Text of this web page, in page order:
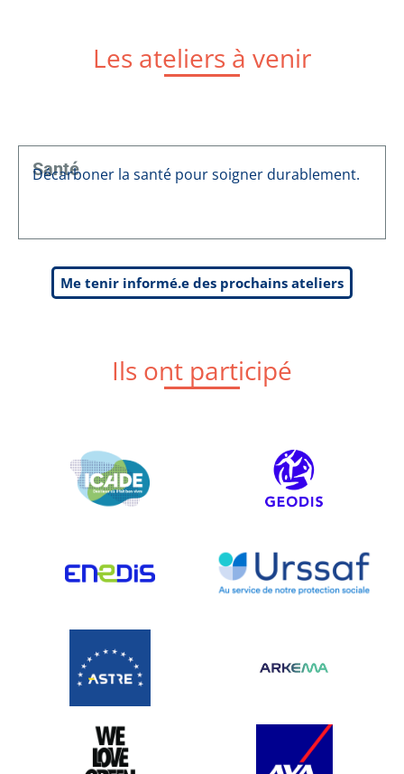
Les ateliers à venir
Santé
Décarboner la santé pour soigner durablement.
Me tenir informé.e des prochains ateliers
Ils ont participé